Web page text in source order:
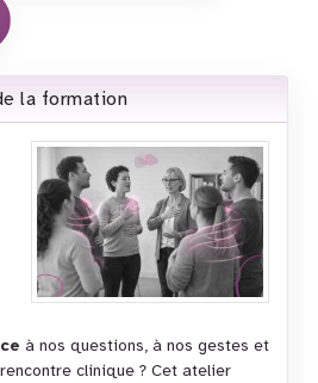
la formation
à nos questions, à nos gestes et
clinique ? Cet atelier